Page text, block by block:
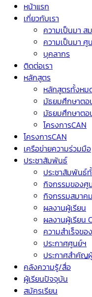
หน้าแรก
เกี่ยวกับเรา
ความเป็นมา ส
ความเป็นมา ศู
บุคลากร
ติดต่อเรา
หลักสูตร
หลักสูตรทั้งหม
มัธยมศึกษาตอ
มัธยมศึกษาตอ
โครงการCAN
โครงการCAN
เครือข่ายความร่วมมือ
ประชาสัมพันธ์
ประชาสัมพันธ์
กิจกรรมของศู
กิจกรรมสมาค
ผลงานผู้เรียน
ผลงานผู้เรียน
ความสำเร็จขอ
ประกาศศูนย์ฯ
ประกาศสำคัญ
คลังความรู้/สื่อ
ผู้เรียนปัจจุบัน
สมัครเรียน